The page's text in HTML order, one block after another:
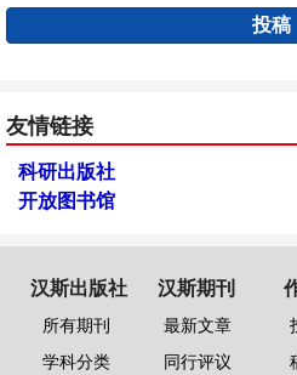
投稿
友情链接
科研出版社
开放图书馆
汉斯出版社
所有期刊
学科分类
汉斯期刊
最新文章
同行评议